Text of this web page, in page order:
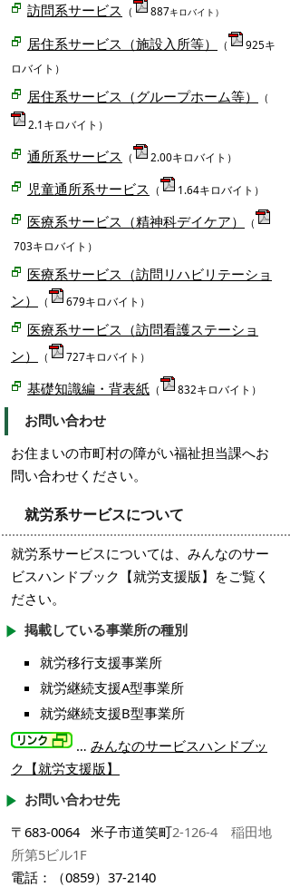
訪問系サービス （ 887キロバイト）
居住系サービス（施設入所等） （
925キ
ロバイト）
居住系サービス（グループホーム等）
（
2.1キロバイト）
通所系サービス （ 2.00キロバイト）
児童通所系サービス （ 1.64キロバイト）
医療系サービス（精神科デイケア）
（
703キロバイト）
医療系サービス（訪問リハビリテーショ
ン）
（ 679キロバイト）
医療系サービス（訪問看護ステーショ
ン）
（ 727キロバイト）
基礎知識編・背表紙 （ 832キロバイト）
お問い合わせ
お住まいの市町村の障がい福祉担当課へお
問い合わせください。
就労系サービスについて
就労系サービスについては、みんなのサー
ビスハンドブック【就労支援版】をご覧く
ださい。
掲載している事業所の種別
就労移行支援事業所
就労継続支援A型事業所
就労継続支援B型事業所
… みんなのサービスハンドブッ
ク【就労支援版】
お問い合わせ先
〒683-0064 米子市道笑町2-126-4 稲田地
所第5ビル1F
電話：（0859）37-2140